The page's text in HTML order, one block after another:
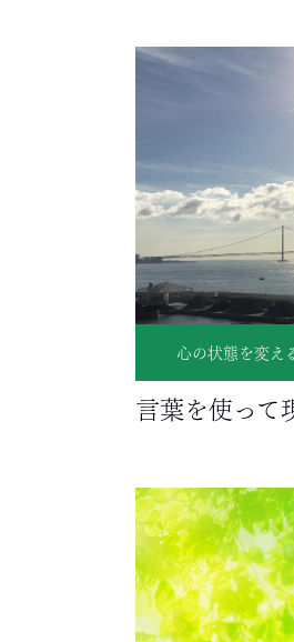
心の状態を変え
言葉を使って